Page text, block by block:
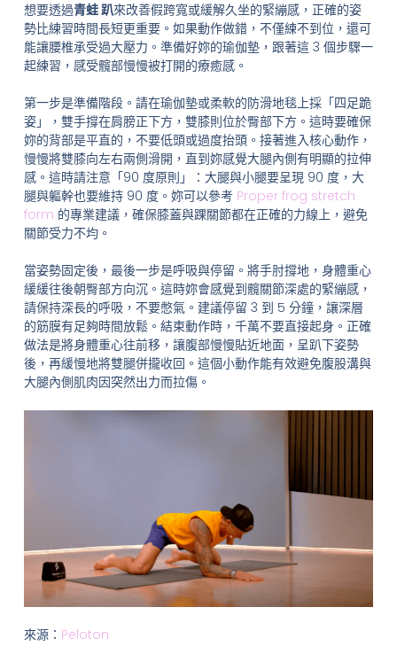
想要透過青蛙 趴來改善假跨寬或緩解久坐的緊繃感，正確的姿
勢比練習時間長短更重要。如果動作做錯，不僅練不到位，還可
能讓腰椎承受過大壓力。準備好妳的瑜伽墊，跟著這 3 個步驟一
起練習，感受髖部慢慢被打開的療癒感。
第一步是準備階段。請在瑜伽墊或柔軟的防滑地毯上採「四足跪
姿」，雙手撐在肩膀正下方，雙膝則位於臀部下方。這時要確保
妳的背部是平直的，不要低頭或過度抬頭。接著進入核心動作，
慢慢將雙膝向左右兩側滑開，直到妳感覺大腿內側有明顯的拉伸
感。這時請注意「90 度原則」：大腿與小腿要呈現 90 度，大
腿與軀幹也要維持 90 度。妳可以參考 Proper frog stretch
form 的專業建議，確保膝蓋與踝關節都在正確的力線上，避免
關節受力不均。
當姿勢固定後，最後一步是呼吸與停留。將手肘撐地，身體重心
緩緩往後朝臀部方向沉。這時妳會感覺到髖關節深處的緊繃感，
請保持深長的呼吸，不要憋氣。建議停留 3 到 5 分鐘，讓深層
的筋膜有足夠時間放鬆。結束動作時，千萬不要直接起身。正確
做法是將身體重心往前移，讓腹部慢慢貼近地面，呈趴下姿勢
後，再緩慢地將雙腿併攏收回。這個小動作能有效避免腹股溝與
大腿內側肌肉因突然出力而拉傷。
來源： Peloton